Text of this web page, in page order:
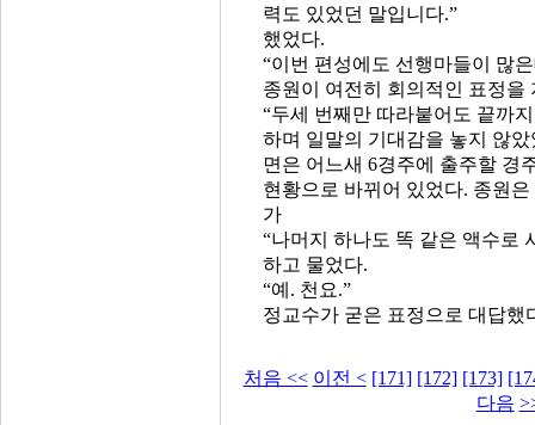
력도 있었던 말입니다.”
했었다.
“이번 편성에도 선행마들이 많
종원이 여전히 회의적인 표정
“두세 번째만 따라붙어도 끝까
하며 일말의 기대감을 놓지 않
면은 어느새 6경주에 출주할 경
현황으로 바뀌어 있었다. 종원
가
“나머지 하나도 똑 같은 액수로
하고 물었다.
“예. 천요.”
정교수가 굳은 표정으로 대답했
처음 << 이전 < [171] [172] [173]
다음